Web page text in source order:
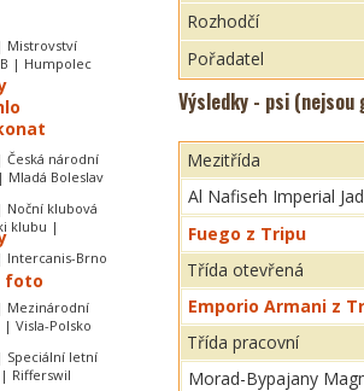
foto
Rozhodčí
Pořadatel
Výsledky - psi
Mezitřída
Al Nafiseh Imperial
Fuego z Tripu
Třída otevřená
Emporio Armani z
Třída pracovní
Morad-Bypajany
Mistrovství
B | Humpolec
Česká národní
Mladá Boleslav
Noční klubová
klubu |
Intercanis-Brno
Mezinárodní
| Visla-Polsko
Speciální letní
Rifferswil